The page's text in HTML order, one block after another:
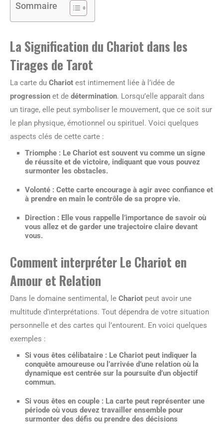
Sommaire
La Signification du Chariot dans les
Tirages de Tarot
La carte du Chariot est intimement liée à l’idée de
progression et de détermination. Lorsqu’elle apparaît dans
un tirage, elle peut symboliser le mouvement, que ce soit sur
le plan physique, émotionnel ou spirituel. Voici quelques
aspects clés de cette carte :
Triomphe : Le Chariot est souvent vu comme un signe
de réussite et de victoire, indiquant que vous pouvez
surmonter les obstacles.
Volonté : Cette carte encourage à agir avec confiance et
à prendre en main le contrôle de sa propre vie.
Direction : Elle vous rappelle l’importance de savoir où
vous allez et de garder une trajectoire claire devant
vous.
Comment interpréter Le Chariot en
Amour et Relation
Dans le domaine sentimental, le Chariot peut avoir une
multitude d’interprétations. Tout dépendra de votre situation
personnelle et des cartes qui l’entourent. En voici quelques
exemples :
Si vous êtes célibataire : Le Chariot peut indiquer la
conquête amoureuse ou l’arrivée d’une relation où la
dynamique est centrée sur la poursuite d’un objectif
commun.
Si vous êtes en couple : La carte peut représenter une
période où vous devez travailler ensemble pour
surmonter des défis ou prendre des décisions